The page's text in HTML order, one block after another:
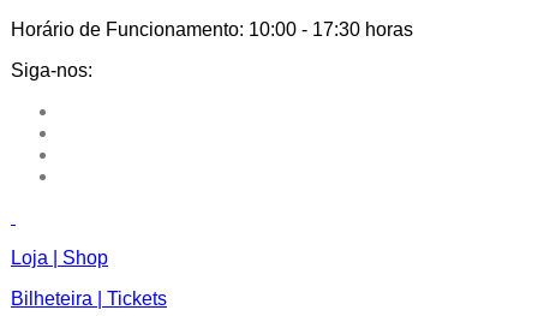
Horário de Funcionamento: 10:00 - 17:30 horas
Siga-nos:
Loja | Shop
Bilheteira | Tickets